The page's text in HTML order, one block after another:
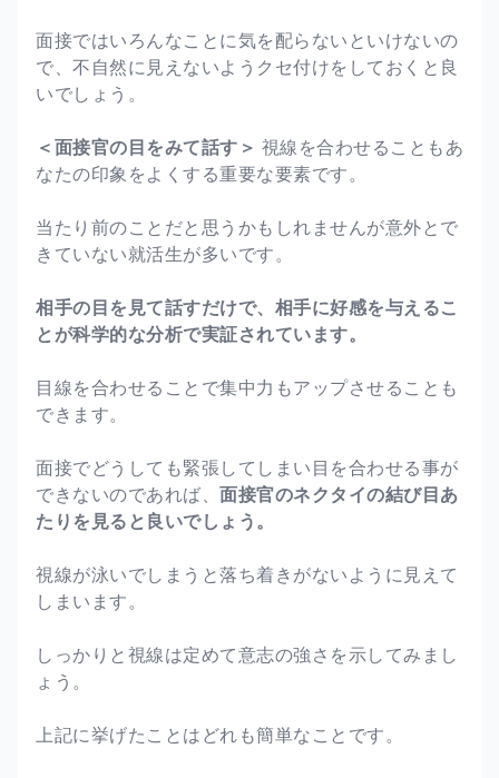
面接ではいろんなことに気を配らないといけないの
で、不自然に見えないようクセ付けをしておくと良
いでしょう。
＜面接官の目をみて話す＞ 視線を合わせることもあ
なたの印象をよくする重要な要素です。
当たり前のことだと思うかもしれませんが意外とで
きていない就活生が多いです。
相手の目を見て話すだけで、相手に好感を与えるこ
とが科学的な分析で実証されています。
目線を合わせることで集中力もアップさせることも
できます。
面接でどうしても緊張してしまい目を合わせる事が
できないのであれば、 面接官のネクタイの結び目あ
たりを見ると良いでしょう。
視線が泳いでしまうと落ち着きがないように見えて
しまいます。
しっかりと視線は定めて意志の強さを示してみまし
ょう。
上記に挙げたことはどれも簡単なことです。